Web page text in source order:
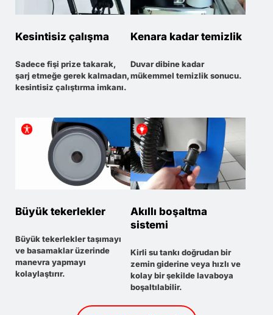
Kesintisiz çalışma
Sadece fişi prize takarak,
şarj etmeğe gerek kalmadan,
kesintisiz çalıştırma imkanı.
Kenara kadar temizlik
Duvar dibine kadar
mükemmel temizlik sonucu.
Büyük tekerlekler
Büyük tekerlekler taşımayı
ve basamaklar üzerinde
manevra yapmayı
kolaylaştırır.
Akıllı boşaltma
sistemi
Kirli su tankı doğrudan bir
zemin giderine veya hızlı ve
kolay bir şekilde lavaboya
boşaltılabilir.